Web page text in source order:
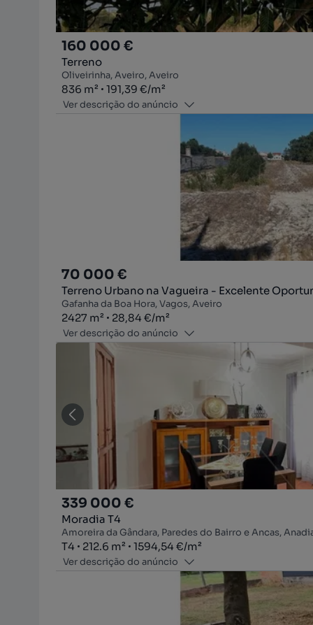
160 000 €
Terreno
Oliveirinha, Aveiro, Aveiro
Zona
836 m²
Preço por metro quadrado
191,39 €/m²
Ver descrição do anúncio
70 000 €
Terreno Urbano na Vagueira - Excelente
Gafanha da Boa Hora, Vagos, Aveiro
Zona
2427 m²
Preço por metro quadrado
28,84 €/m²
Ver descrição do anúncio
339 000 €
Moradia T4
Amoreira da Gândara, Paredes do Bairro e Ancas,
Tipologia
T4
Zona212.6 m²
Preço por metro quadrado
1594,54 €/m²
Ver descrição do anúncio